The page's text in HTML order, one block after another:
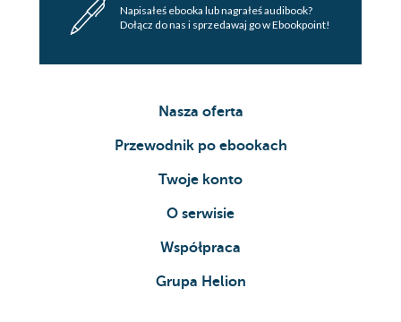
Napisałeś ebooka lub nagrałeś audibook?
Dołącz do nas i sprzedawaj go w Ebookpoint!
Nasza oferta
Przewodnik po ebookach
Twoje konto
O serwisie
Współpraca
Grupa Helion